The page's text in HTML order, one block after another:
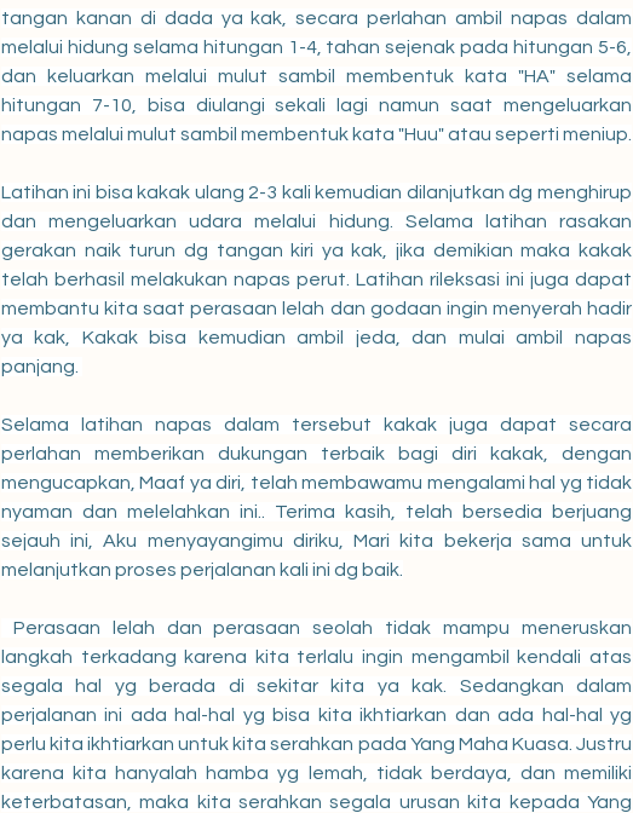
tangan kanan di dada ya kak, secara perlahan ambil napas dalam
melalui hidung selama hitungan 1-4, tahan sejenak pada hitungan 5-6,
dan keluarkan melalui mulut sambil membentuk kata "HA" selama
hitungan 7-10, bisa diulangi sekali lagi namun saat mengeluarkan
Latihan ini bisa kakak ulang 2-3 kali kemudian dilanjutkan dg menghirup
dan mengeluarkan udara melalui hidung. Selama latihan rasakan
gerakan naik turun dg tangan kiri ya kak, jika demikian maka kakak
telah berhasil melakukan napas perut. Latihan rileksasi ini juga dapat
membantu kita saat perasaan lelah dan godaan ingin menyerah hadir
ya kak, Kakak bisa kemudian ambil jeda, dan mulai ambil napas
panjang.
Selama latihan napas dalam tersebut kakak juga dapat secara
perlahan memberikan dukungan terbaik bagi diri kakak, dengan
mengucapkan, Maaf ya diri, telah membawamu mengalami hal yg tidak
nyaman dan melelahkan ini.. Terima kasih, telah bersedia berjuang
sejauh ini, Aku menyayangimu diriku, Mari kita bekerja sama untuk
melanjutkan proses perjalanan kali ini dg baik.
langkah terkadang karena kita terlalu ingin mengambil kendali atas
segala hal yg berada di sekitar kita ya kak. Sedangkan dalam
perjalanan ini ada hal-hal yg bisa kita ikhtiarkan dan ada hal-hal yg
perlu kita ikhtiarkan untuk kita serahkan pada Yang Maha Kuasa. Justru
karena kita hanyalah hamba yg lemah, tidak berdaya, dan memiliki
keterbatasan, maka kita serahkan segala urusan kita kepada Yang